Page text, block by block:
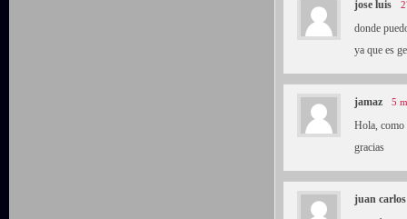
jose luis
donde
ya que es
jamaz 5
Hola, como
gracias
juan carlos